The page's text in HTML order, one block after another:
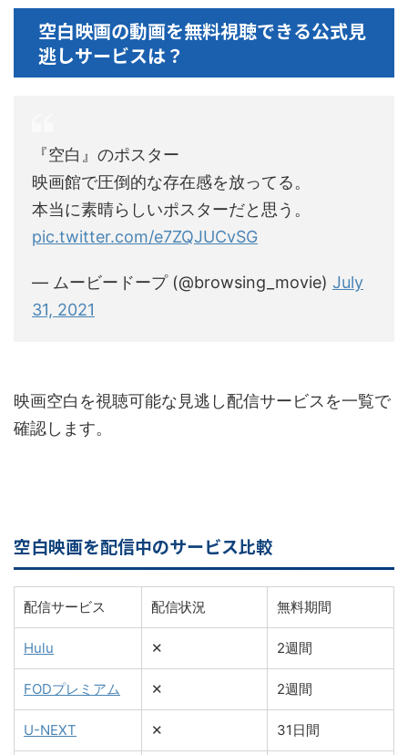
空白映画の動画を無料視聴できる公式見
逃しサービスは？
『空白』のポスター
映画館で圧倒的な存在感を放ってる。
本当に素晴らしいポスターだと思う。
pic.twitter.com/e7ZQJUCvSG
— ムービードープ (@browsing_movie) July
31, 2021
映画空白を視聴可能な見逃し配信サービスを一覧で
確認します。
空白映画を配信中のサービス比較
配信サービス 配信状況 無料期間
Hulu ✕ 2週間
FODプレミアム ✕ 2週間
U-NEXT ✕ 31日間